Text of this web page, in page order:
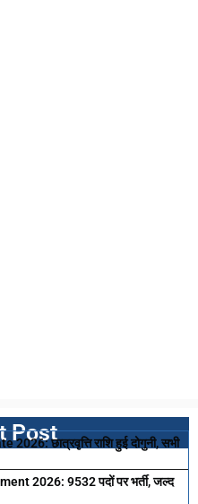
Post
छात्रवृत्ति राशि हुई दोगुनी, सभी
2026: 9532 पदों पर भर्ती, जल्द